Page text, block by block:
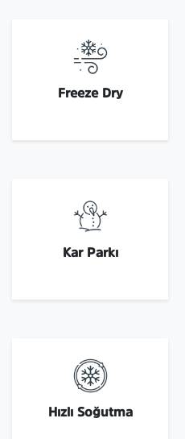
Freeze Dry
Kar Parkı
Hızlı Soğutma